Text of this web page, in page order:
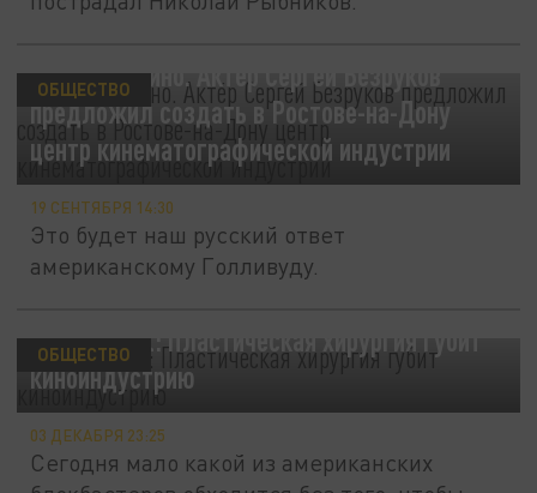
Реальное кино. Актёр Сергей Безруков
предложил создать в Ростове-на-Дону
центр кинематографической индустрии
ОБЩЕСТВО
19 СЕНТЯБРЯ 14:30
Это будет наш русский ответ
американскому Голливуду.
Independent: Пластическая хирургия губит
киноиндустрию
ОБЩЕСТВО
03 ДЕКАБРЯ 23:25
Сегодня мало какой из американских